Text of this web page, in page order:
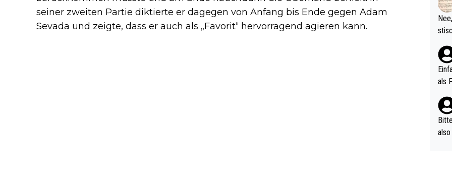
seiner zweiten Partie diktierte er dagegen von Anfang bis Ende gegen Adam
Sevada und zeigte, dass er auch als „Favorit“ hervorragend agieren kann.
(in
als
nes
ttler
vV
als